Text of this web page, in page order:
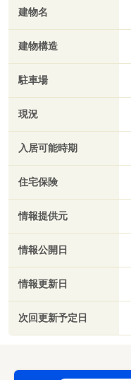
建物名
建物構造
駐車場
現況
入居可能時期
住宅保険
情報提供元
情報公開日
情報更新日
次回更新予定日